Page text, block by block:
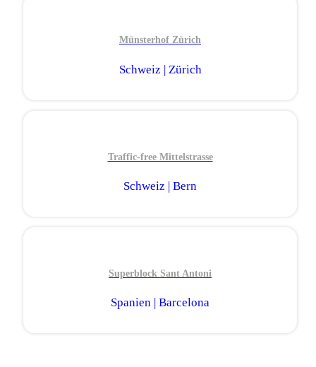
Münsterhof Zürich
Schweiz | Zürich
Traffic-free Mittelstrasse
Schweiz | Bern
Superblock Sant Antoni
Spanien | Barcelona